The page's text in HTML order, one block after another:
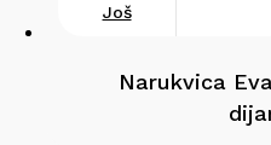
Još
Narukvica